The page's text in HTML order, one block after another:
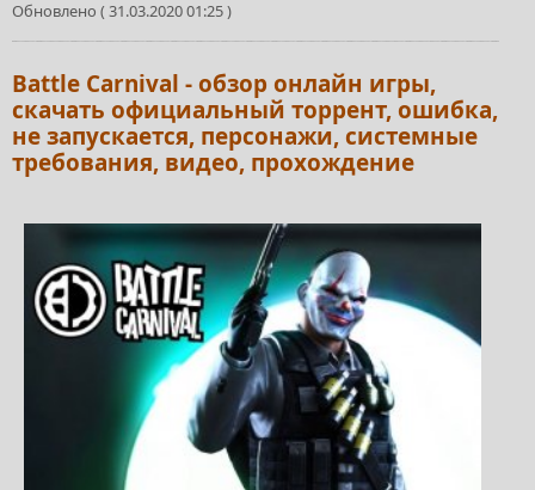
Обновлено ( 31.03.2020 01:25 )
Battle Carnival - обзор онлайн игры,
скачать официальный торрент, ошибка,
не запускается, персонажи, системные
требования, видео, прохождение